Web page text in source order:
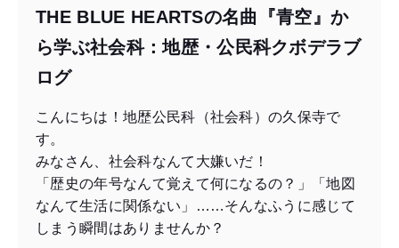
THE BLUE HEARTSの名曲『青空』か
ら学ぶ社会科：地歴・公民科クボデラブ
ログ
こんにちは！地歴公民科（社会科）の久保寺で
す。
みなさん、社会科なんて大嫌いだ！
「歴史の年号なんて覚えて何になるの？」「地図
なんて生活に関係ない」……そんなふうに感じて
しまう瞬間はありませんか？